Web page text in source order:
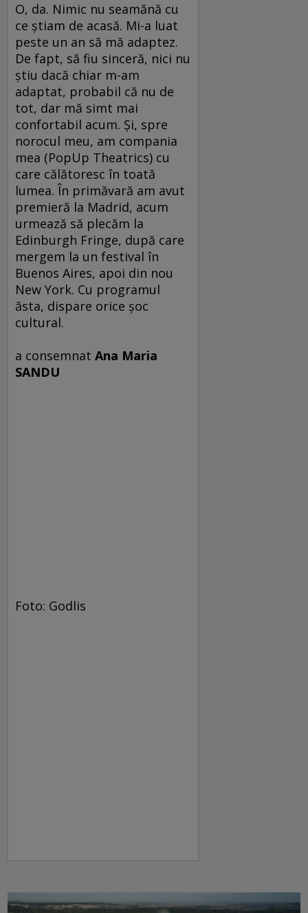
O, da. Nimic nu seamănă cu
ce ştiam de acasă. Mi-a luat
peste un an să mă adaptez.
De fapt, să fiu sinceră, nici nu
ştiu dacă chiar m-am
adaptat, probabil că nu de
tot, dar mă simt mai
confortabil acum. Şi, spre
norocul meu, am compania
mea (PopUp Theatrics) cu
care călătoresc în toată
lumea. În primăvară am avut
premieră la Madrid, acum
urmează să plecăm la
Edinburgh Fringe, după care
mergem la un festival în
Buenos Aires, apoi din nou
New York. Cu programul
ăsta, dispare orice şoc
cultural.
a consemnat Ana Maria
SANDU
Foto: Godlis